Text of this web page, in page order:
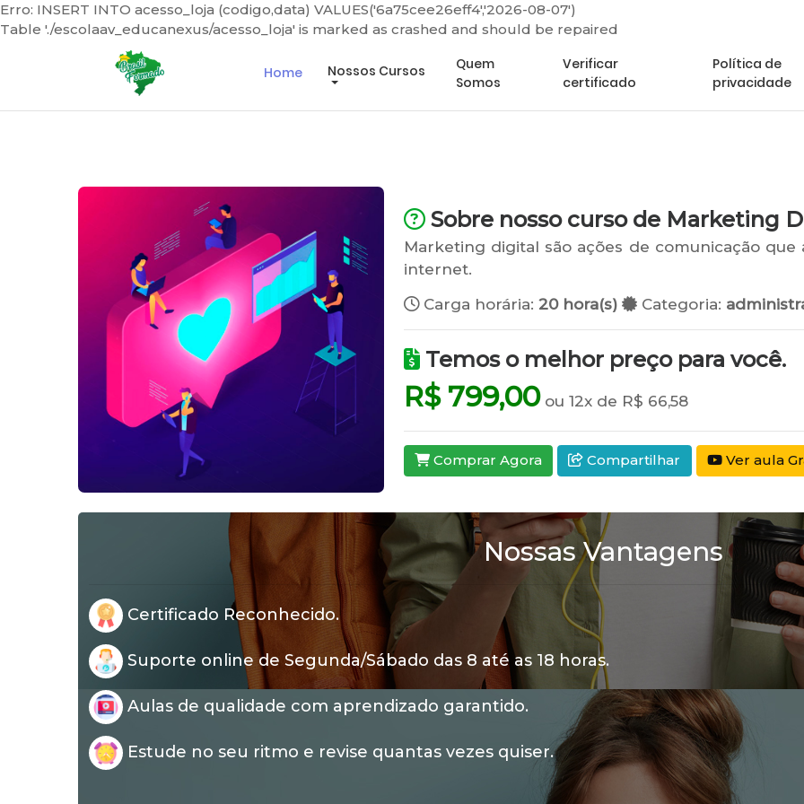
Erro: INSERT INTO acesso_loja (codigo,data) VALUES('6a75cee26eff4','2026-08-07')
Table './escolaav_educanexus/acesso_loja' is marked as crashed and should be repaired
Mais de 60 Cursos para você escolher!
Home Nossos Cursos
Quem
Somos
Verificar
certificado
Política de
privacidade
Sobre nosso curso de Marketing
Marketing digital são ações de comunicação
internet.
Carga horária: 20 hora(s) Categoria:
Temos o melhor preço para você.
R$ 799,00 ou 12x de R$ 66,58
Comprar Agora Compartilhar Ver aula
Nossas Vantagens
Certificado Reconhecido.
Suporte online de Segunda/Sábado das 8 até as 18 horas.
Aulas de qualidade com aprendizado garantido.
Estude no seu ritmo e revise quantas vezes quiser.